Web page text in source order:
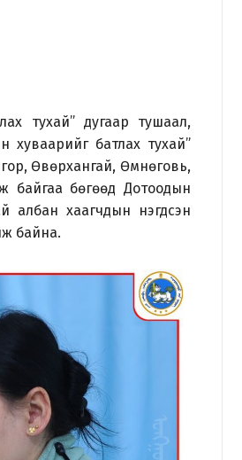
тухай” дугаар тушаал,
батлах тухай”
Өвөрхангай, Өмнөговь,
байгаа бөгөөд Дотоодын
албан хаагчдын нэгдсэн
байна.